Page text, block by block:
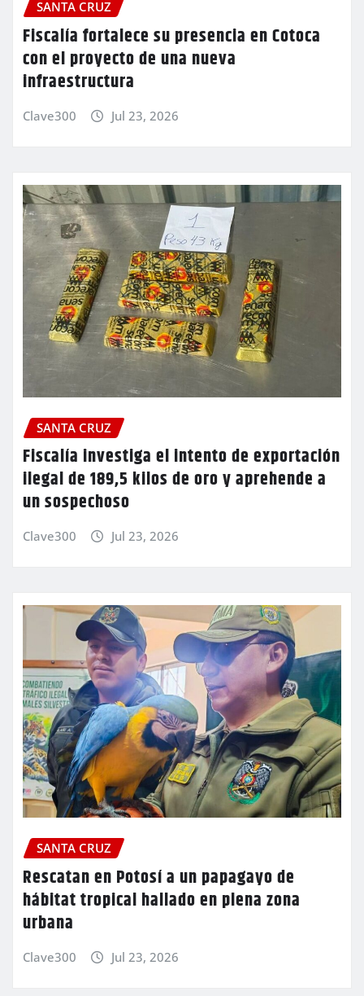
SANTA CRUZ
Fiscalía fortalece su presencia en Cotoca
con el proyecto de una nueva
infraestructura
Clave300 Jul 23, 2026
SANTA CRUZ
Fiscalía investiga el intento de exportación
ilegal de 189,5 kilos de oro y aprehende a
un sospechoso
Clave300 Jul 23, 2026
SANTA CRUZ
Rescatan en Potosí a un papagayo de
hábitat tropical hallado en plena zona
urbana
Clave300 Jul 23, 2026